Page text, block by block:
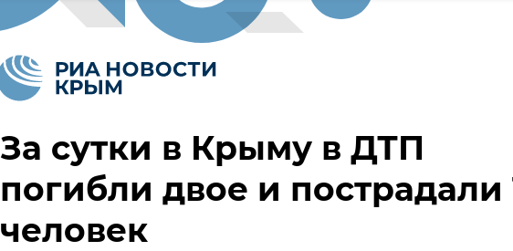
За сутки в Крыму в ДТП
погибли двое и пострадали
человек